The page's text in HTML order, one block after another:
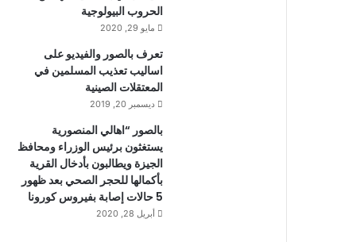
الحروب البيولوجية
مايو 29, 2020
تعرف بالصور والفيديو على
اساليب تعذيب المسلمين في
المعتقلات الصينية
ديسمبر 20, 2019
بالصور “اهالي المنصورية
يستغثون برئيس الوزراء ومحافظ
الجيزة ويطالبون بأدخال القرية
بأكمالها للحجر الصحي بعد ظهور
5 حالات إصابة بفيروس كورونا
أبريل 28, 2020